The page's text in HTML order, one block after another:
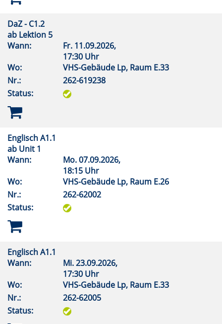
DaZ - C1.2
ab Lektion 5
Wann:
Fr. 11.09.2026,
17:30 Uhr
Wo:
VHS-Gebäude Lp, Raum E.33
Nr.:
262-619238
Status:
Englisch A1.1
ab Unit 1
Wann:
Mo.07.09.2026,
18:15 Uhr
Wo:
VHS-Gebäude Lp, Raum E.26
Nr.:
262-62002
Status:
Englisch A1.1
Wann:
Mi.23.09.2026,
17:30 Uhr
Wo:
VHS-Gebäude Lp, Raum E.33
Nr.:
262-62005
Status: